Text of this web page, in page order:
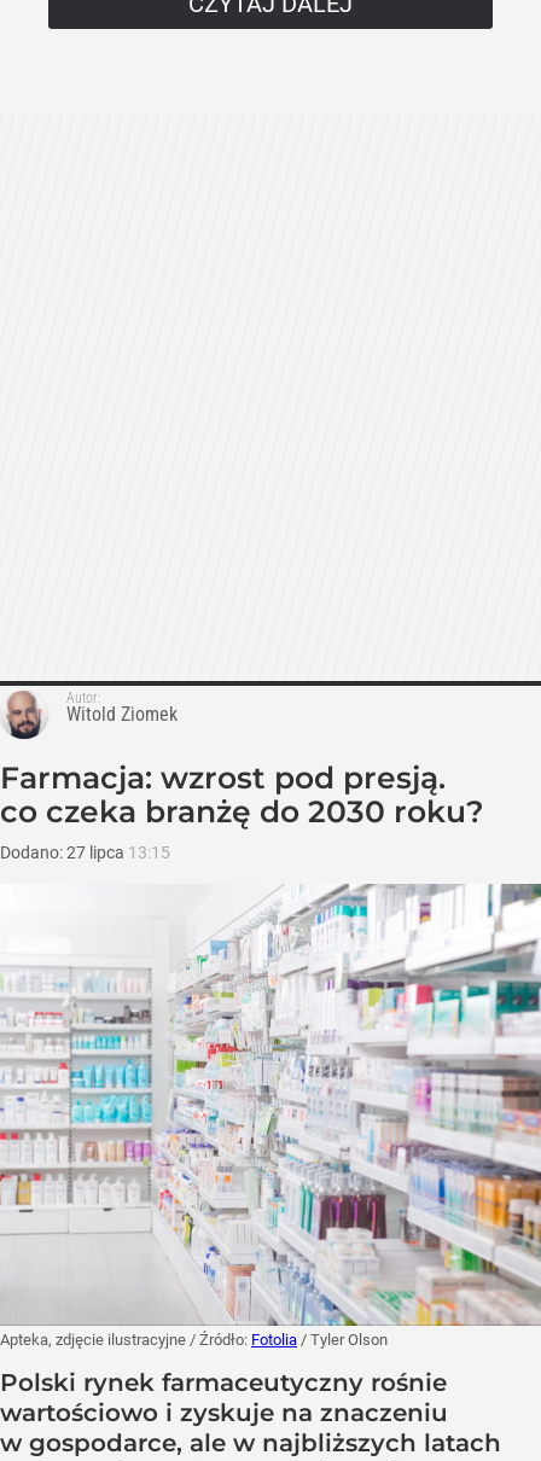
Autor:
Witold Ziomek
Farmacja: wzrost pod presją.
co czeka branżę do 2030 roku?
Dodano:27 lipca 13:15
Apteka, zdjęcie ilustracyjne / Źródło: Fotolia / Tyler Olson
Polski rynek farmaceutyczny rośnie
wartościowo i zyskuje na znaczeniu
w gospodarce, ale w najbliższych latach